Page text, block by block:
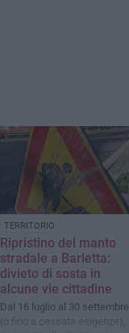
TERRITORIO
Ripristino del manto
stradale a Barletta:
divieto di sosta in
alcune vie cittadine
Dal 16 luglio al 30 settembre
(o fino a cessate esigenze),